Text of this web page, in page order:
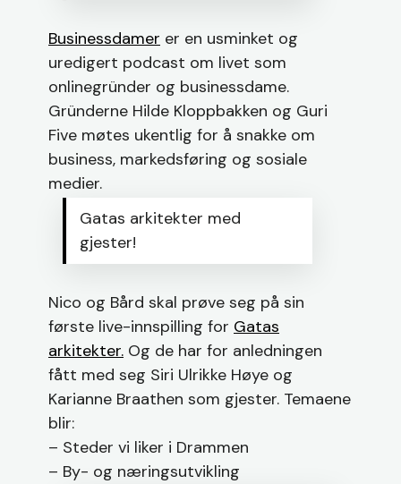
Businessdamer er en usminket og
uredigert podcast om livet som
onlinegründer og businessdame.
Gründerne Hilde Kloppbakken og Guri
Five møtes ukentlig for å snakke om
business, markedsføring og sosiale
medier.
Gatas arkitekter med
gjester!
Nico og Bård skal prøve seg på sin
første live-innspilling for Gatas
arkitekter. Og de har for anledningen
fått med seg Siri Ulrikke Høye og
Karianne Braathen som gjester. Temaene
blir:
– Steder vi liker i Drammen
– By- og næringsutvikling